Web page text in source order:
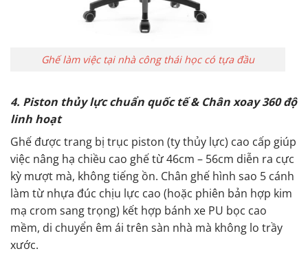
Ghế làm việc tại nhà công thái học có tựa đầu
4. Piston thủy lực chuẩn quốc tế & Chân xoay 360 độ
linh hoạt
Ghế được trang bị trục piston (ty thủy lực) cao cấp giúp
việc nâng hạ chiều cao ghế từ 46cm – 56cm diễn ra cực
kỳ mượt mà, không tiếng ồn. Chân ghế hình sao 5 cánh
làm từ nhựa đúc chịu lực cao (hoặc phiên bản hợp kim
mạ crom sang trọng) kết hợp bánh xe PU bọc cao
mềm, di chuyển êm ái trên sàn nhà mà không lo trầy
xước.